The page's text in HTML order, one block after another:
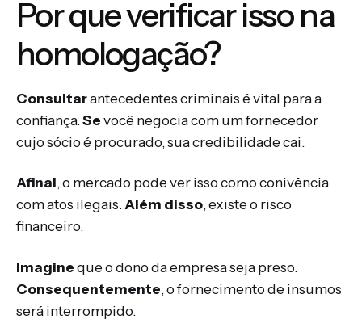
Por que verificar isso na
homologação?
Consultarantecedentes criminais é vital para a
confiança.Sevocê negocia com um fornecedor
cujo sócio é procurado, sua credibilidade cai.
Afinal, o mercado pode ver isso como conivência
com atos ilegais.Além disso, existe o risco
financeiro.
Imagineque o dono da empresa seja preso.
Consequentemente, o fornecimento de insumos
será interrompido.